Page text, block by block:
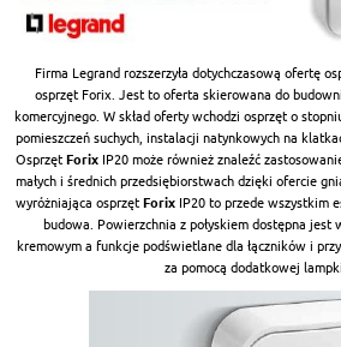
Firma Legrand rozszerzyła dotychczasową ofertę
osprzęt Forix. Jest to oferta skierowana do
komercyjnego. W skład oferty wchodzi osprzęt o
pomieszczeń suchych, instalacji natynkowych na
OsprzętForix IP20 może również znaleźć
małych i średnich przedsiębiorstwach dzięki ofercie
wyróżniająca osprzętForixIP20 to przede wszystkim
budowa. Powierzchnia z połyskiem dostępna jest
kremowym a funkcje podświetlane dla łączników i
za pomocą dodatkowej